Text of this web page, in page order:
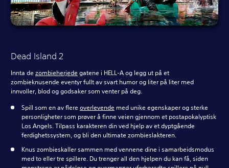
Dead Island 2
Innta dezombieherjedegatene i HELL-A og legg ut på et
zombieknusende eventyr fullt av svart humor og liter på liter med
innvoller, blod og godsaker som venter på deg.
Spill som en av flereoverlevende med unike egenskaper og sterke
personligheter som prøver å finne veien gjennom et postapokalyptisk
Los Angels. Tilpass karakteren din ved hjelp av et dyptgående
ferdighetssystem, og bli den ultimate zombieslakteren.
Knus zombieskaller sammen med vennene dine i samarbeidsmodus
med to eller tre spillere. Du trenger all den hjelpen du kan få, siden